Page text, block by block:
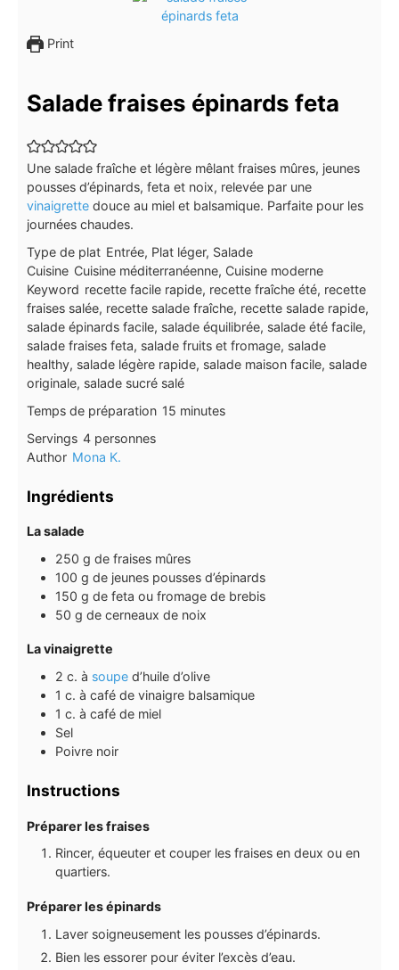
Print
Salade fraises épinards feta
Une salade fraîche et légère mêlant fraises mûres, jeunes
pousses d’épinards, feta et noix, relevée par une
vinaigrette douce au miel et balsamique. Parfaite pour les
journées chaudes.
Type de plat Entrée, Plat léger, Salade
Cuisine Cuisine méditerranéenne, Cuisine moderne
Keyword recette facile rapide, recette fraîche été, recette
fraises salée, recette salade fraîche, recette salade rapide,
salade épinards facile, salade équilibrée, salade été facile,
salade fraises feta, salade fruits et fromage, salade
healthy, salade légère rapide, salade maison facile, salade
originale, salade sucré salé
Temps de préparation 15minutes
minutes
Servings 4 personnes
Author Mona K.
Ingrédients
La salade
250 g de fraises mûres
100 g de jeunes pousses d’épinards
150 g de feta ou fromage de brebis
50 g de cerneaux de noix
La vinaigrette
2 c. à soupe d’huile d’olive
1 c. à café de vinaigre balsamique
1 c. à café de miel
Sel
Poivre noir
Instructions
Préparer les fraises
Rincer, équeuter et couper les fraises en deux ou en
quartiers.
Préparer les épinards
Laver soigneusement les pousses d’épinards.
Bien les essorer pour éviter l’excès d’eau.